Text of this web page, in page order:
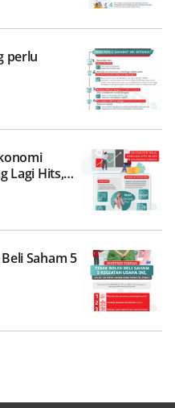
perlu
Lagi Hits,
Saham 5